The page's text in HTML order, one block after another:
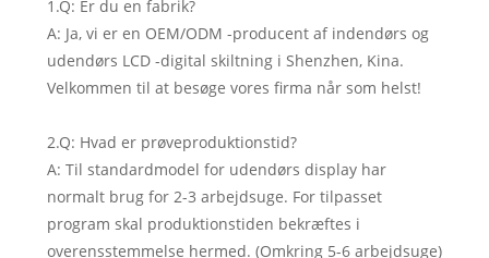
1.Q: Er du en fabrik?
A: Ja, vi er en OEM/ODM -producent af indendørs og
udendørs LCD -digital skiltning i Shenzhen, Kina.
Velkommen til at besøge vores firma når som helst!
2.Q: Hvad er prøveproduktionstid?
A: Til standardmodel for udendørs display har
normalt brug for 2-3 arbejdsuge. For tilpasset
program skal produktionstiden bekræftes i
overensstemmelse hermed. (Omkring 5-6 arbejdsuge)